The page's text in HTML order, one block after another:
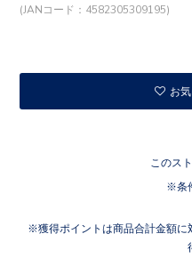
(JANコード：4582305309195)
お
このス
条
獲得ポイントは商品合計金額